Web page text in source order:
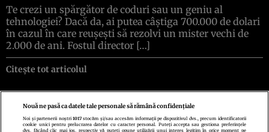
Te crezi un spărgător de coduri sau un geniu al
tehnologiei? Dacă da, ai putea câștiga 700.000 de dolari
în cazul în care reușești să rezolvi un mister vechi de
2.000 de ani. Fostul director […]
Citește tot articolul
Politica de confidenţialitatePolitica de cookiesTermeni şi condiţii
Nouă ne pasă ca datele tale personale să rămână confidențiale
Noi și partenerii noștri1017 stocăm și/sau accesăm informații pe dispozitivul dvs., precum identificatorii
cookie unici pentru prelucrarea datelor cu caracter personal. Puteți accepta sau gestiona preferințele
dvs. făcând clic mai jos, respectiv vă puteți opune utilizării unui interes legitim în orice moment pe